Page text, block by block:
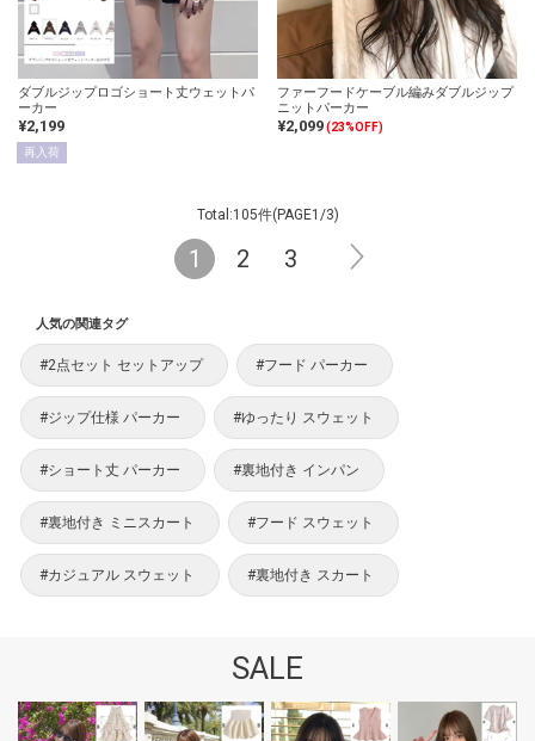
ダブルジップロゴショート丈ウェットパ
ーカー
¥2,199
再入荷
ファーフードケーブル編みダブルジップ
ニットパーカー
¥2,099(23%OFF)
Total:105件(PAGE1/3)
1 2 3
人気の関連タグ
#2点セット セットアップ #フード パーカー
#ジップ仕様 パーカー #ゆったり スウェット
#ショート丈 パーカー #裏地付き インパン
#裏地付き ミニスカート #フード スウェット
#カジュアル スウェット #裏地付き スカート
SALE